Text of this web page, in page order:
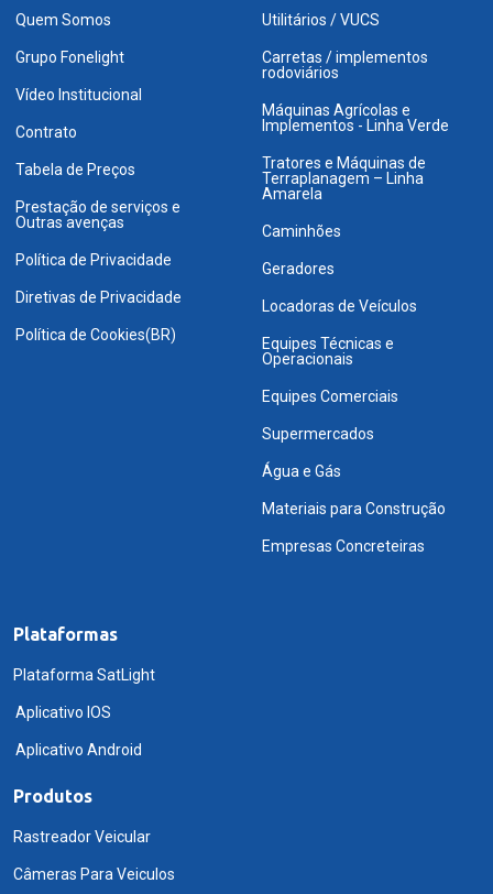
Quem Somos
Grupo Fonelight
Vídeo Institucional
Contrato
Tabela de Preços
Prestação de serviços e
Outras avenças
Política de Privacidade
Diretivas de Privacidade
Política de Cookies(BR)
Utilitários / VUCS
Carretas / implementos
rodoviários
Máquinas Agrícolas e
Implementos - Linha Verde
Tratores e Máquinas de
Terraplanagem – Linha
Amarela
Caminhões
Geradores
Locadoras de Veículos
Equipes Técnicas e
Operacionais
Equipes Comerciais
Supermercados
Água e Gás
Materiais para Construção
Empresas Concreteiras
Plataformas
Plataforma SatLight
Aplicativo IOS
Aplicativo Android
Produtos
Rastreador Veicular
Câmeras Para Veiculos